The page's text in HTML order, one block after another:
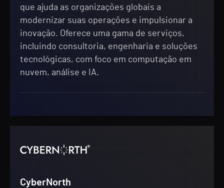
que ajuda as organizações globais a
modernizar suas operações e impulsionar a
inovação. Oferece uma gama de serviços,
incluindo consultoria, engenharia e soluções
tecnológicas, com foco em computação em
nuvem, análise e IA.
CyberNorth